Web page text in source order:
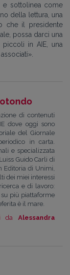
e sottolinea come
della lettura, una
che il presidente
possa darci una
in AIE, una
di contenuti
dove oggi sono
del Giornale
in carta.
e specializzata
Guido Carli di
Editoria di Unimi,
dei miei interessi
e di lavoro:
più piattaforme
è il mare.
da Alessandra